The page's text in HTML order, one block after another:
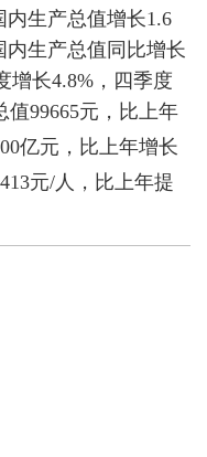
生产总值增长1.6
生产总值同比增长
增长4.8%，四季度
值99665元，比上年
亿元，比上年增长
元/人，比上年提